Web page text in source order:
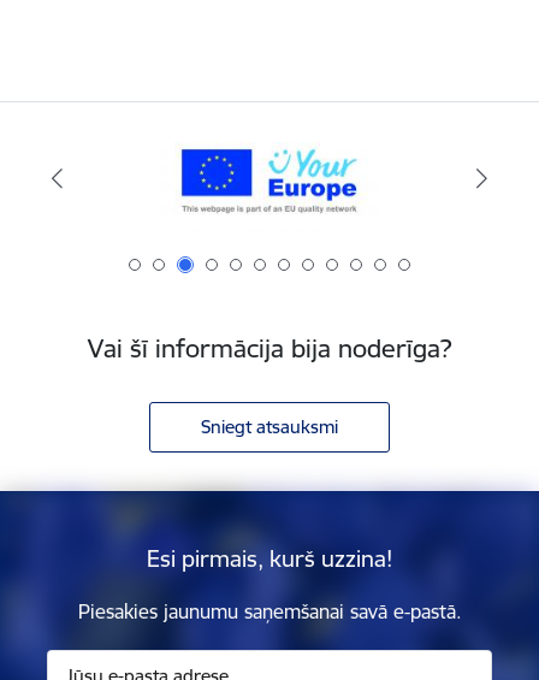
Vai šī informācija bija noderīga?
Sniegt atsauksmi
Esi pirmais, kurš uzzina!
Piesakies jaunumu saņemšanai savā e-pastā.